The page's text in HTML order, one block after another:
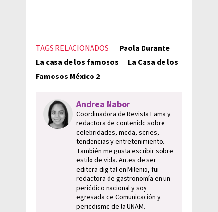
TAGS RELACIONADOS:
Paola Durante
La casa de los famosos
La Casa de los
Famosos México 2
Andrea Nabor
Coordinadora de Revista Fama y
redactora de contenido sobre
celebridades, moda, series,
tendencias y entretenimiento.
También me gusta escribir sobre
estilo de vida. Antes de ser
editora digital en Milenio, fui
redactora de gastronomía en un
periódico nacional y soy
egresada de Comunicación y
periodismo de la UNAM.